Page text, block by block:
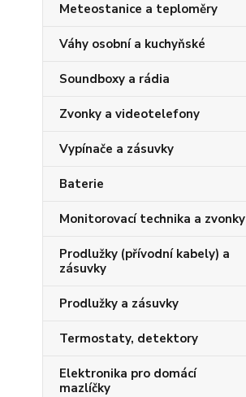
Meteostanice a teploměry
Váhy osobní a kuchyňské
Soundboxy a rádia
Zvonky a videotelefony
Vypínače a zásuvky
Baterie
Monitorovací technika a zvonky
Prodlužky (přívodní kabely) a
zásuvky
Prodlužky a zásuvky
Termostaty, detektory
Elektronika pro domácí
mazlíčky